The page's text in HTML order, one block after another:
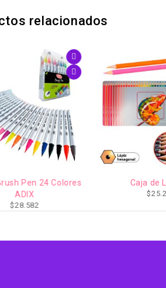
relacionados
Caja de Lapices